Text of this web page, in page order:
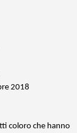
2018
coloro che hanno